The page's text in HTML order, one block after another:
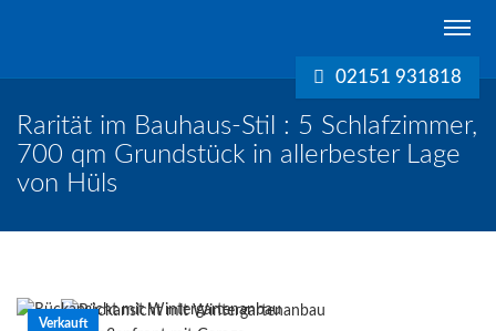
02151 931818
Rarität im Bauhaus-Stil : 5 Schlafzimmer,
700 qm Grundstück in allerbester Lage
von Hüls
Verkauft